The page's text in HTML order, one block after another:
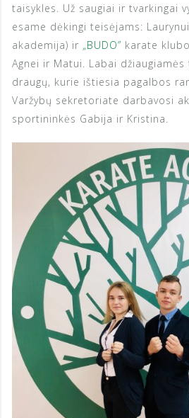
taisykles. Už saugiai ir tvarkingai
esame dėkingi teisėjams:
akademija) ir „BUDO” karate
Agnei ir Matui. Labai
draugų, kurie ištiesia pagalbos
Varžybų sekretoriate darbavosi
sportininkės Gabija ir Kristina.